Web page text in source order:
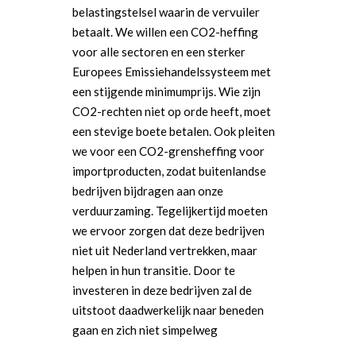
belastingstelsel waarin de vervuiler
betaalt. We willen een CO2-heffing
voor alle sectoren en een sterker
Europees Emissiehandelssysteem met
een stijgende minimumprijs. Wie zijn
CO2-rechten niet op orde heeft, moet
een stevige boete betalen. Ook pleiten
we voor een CO2-grensheffing voor
importproducten, zodat buitenlandse
bedrijven bijdragen aan onze
verduurzaming. Tegelijkertijd moeten
we ervoor zorgen dat deze bedrijven
niet uit Nederland vertrekken, maar
helpen in hun transitie. Door te
investeren in deze bedrijven zal de
uitstoot daadwerkelijk naar beneden
gaan en zich niet simpelweg